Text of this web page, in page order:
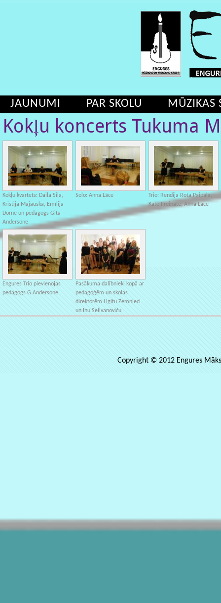
JAUNUMI PAR SKOLU MŪZIKAS
Kokļu koncerts Tukuma
Kokļu kvartets: Daila Sila,
Kristija Majauska, Emīlija
Dorne un pedagogs Gita
Andersone
Solo: Anna Lāce
Trio: Rendija Rota Paipala,
Kate Freināte, Anna Lāce
Engures Trio pievienojas
pedagogs G.Andersone
Pasākuma dalībnieki kopā ar
pedagoģēm un skolas
direktorēm Ligitu Zemnieci
un Inu Selivanoviču
Copyright © 2012 Engures